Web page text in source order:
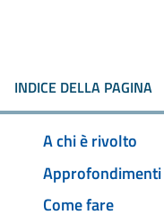
INDICE DELLA PAGINA
A chi è rivolto
Approfondimenti
Come fare